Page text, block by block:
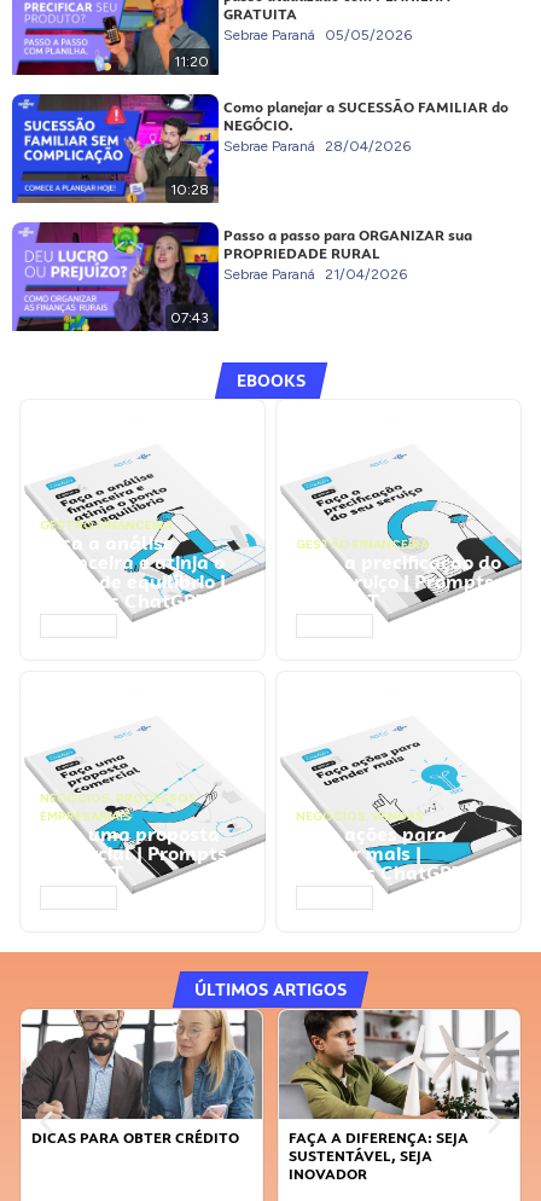
11:20
GRATUITA
Sebrae Paraná 05/05/2026
10:28
Como planejar a SUCESSÃO FAMILIAR do
NEGÓCIO.
Sebrae Paraná 28/04/2026
07:43
Passo a passo para ORGANIZAR sua
PROPRIEDADE RURAL
Sebrae Paraná 21/04/2026
EBOOKS
GESTÃO FINANCEIRA
Faça a análise
financeira e atinja o
ponto de equilíbrio |
Prompts ChatGPT
GESTÃO FINANCEIRA
Faça a precificação do
seu serviço | Prompts
ChatGPT
NEGÓCIOS, PROCESSOS
EMPRESARIAIS
Faça uma proposta
comercial | Prompts
ChatGPT
NEGÓCIOS, VENDAS
Faça ações para
vender mais |
Prompts ChatGPT
ÚLTIMOS ARTIGOS
DICAS PARA OBTER CRÉDITO
FAÇA A DIFERENÇA: SEJA
SUSTENTÁVEL, SEJA
INOVADOR